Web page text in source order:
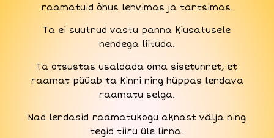
raamatuid õhus lehvimas ja tantsimas.
Ta ei suutnud vastu panna kiusatusele
nendega liituda.
Ta otsustas usaldada oma sisetunnet, et
raamat püüab ta kinni ning hüppas lendava
raamatu selga.
Nad lendasid raamatukogu aknast välja ning
tegid tiiru üle linna.